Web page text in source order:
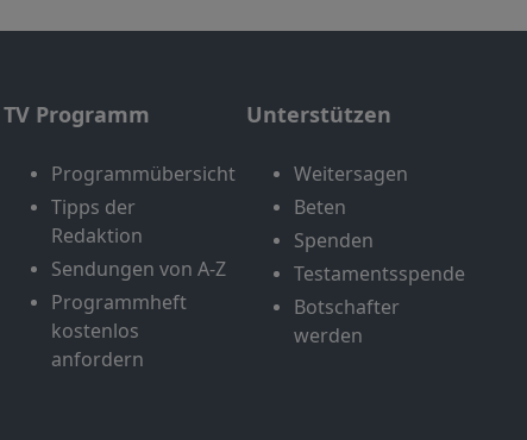
TV Programm
Programmübersicht
Tipps der
Redaktion
Sendungen von A-Z
Programmheft
kostenlos
anfordern
Unterstützen
Weitersagen
Beten
Spenden
Testamentsspende
Botschafter
werden